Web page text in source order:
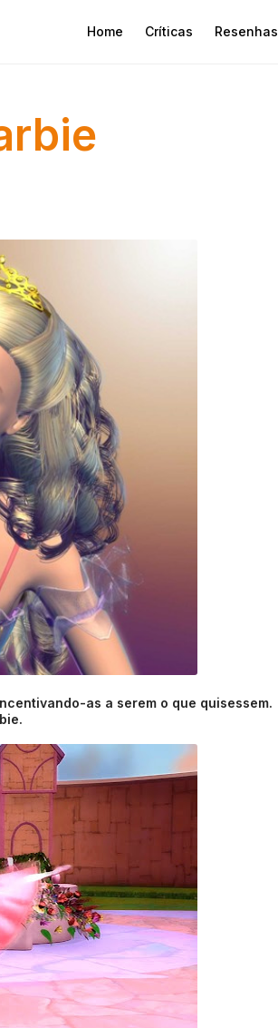
Home Críticas Resenhas
as a serem o que quisessem.